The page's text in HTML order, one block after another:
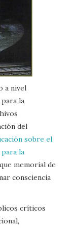
a nivel
la
del
sobre el
la
memorial de
consciencia
críticos